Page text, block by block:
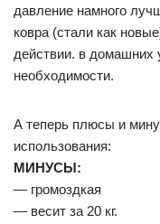
давление намного
ковра (стали как
действии. в домашних
необходимости.
А теперь плюсы и
использования:
МИНУСЫ:
— громоздкая
— весит за 20 кг.